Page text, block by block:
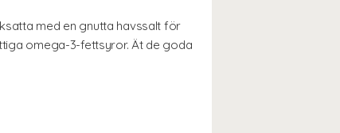
med en gnutta havssalt för
omega-3-fettsyror. Ät de goda